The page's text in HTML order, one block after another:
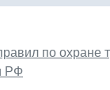
по охране
РФ